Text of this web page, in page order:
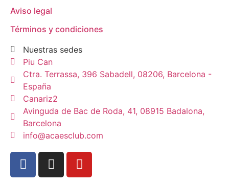
Aviso legal
Términos y condiciones
Nuestras sedes
Piu Can
Ctra. Terrassa, 396 Sabadell, 08206, Barcelona -
España
Canariz2
Avinguda de Bac de Roda, 41, 08915 Badalona,
Barcelona
info@acaesclub.com